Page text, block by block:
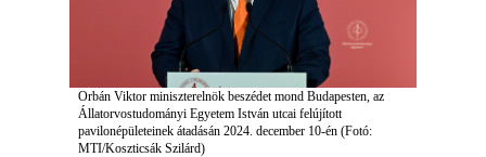
Orbán Viktor miniszterelnök beszédet mond Budapesten, az
Állatorvostudományi Egyetem István utcai felújított
pavilonépületeinek átadásán 2024. december 10-én (Fotó:
MTI/Koszticsák Szilárd)